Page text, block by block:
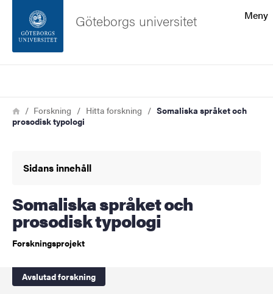
Sidfoten
Om webbplatsen
Meny
Göteborgs universitet
Länkstig
HemForskning Hitta forskning
Somaliska språket och
prosodisk typologi
Sidans innehåll
Somaliska språket och
prosodisk typologi
Forskningsprojekt
Avslutad forskning